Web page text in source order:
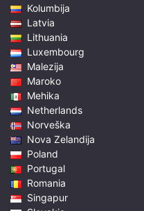
Kolumbija
Latvia
Lithuania
Luxembourg
Malezija
Maroko
Mehika
Netherlands
Norveška
Nova Zelandija
Poland
Portugal
Romania
Singapur